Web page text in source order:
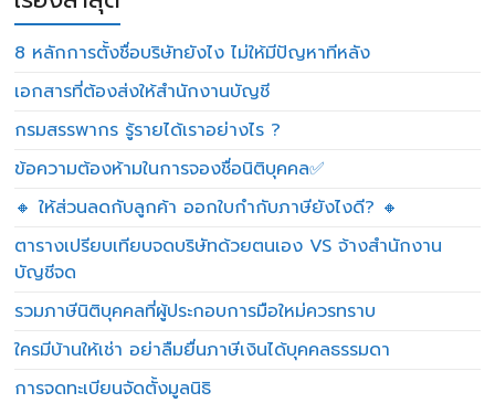
8 หลักการตั้งชื่อบริษัทยังไง ไม่ให้มีปัญหาทีหลัง
เอกสารที่ต้องส่งให้สำนักงานบัญชี
กรมสรรพากร รู้รายได้เราอย่างไร ?
ข้อความต้องห้ามในการจองชื่อนิติบุคคล✅
🔸 ให้ส่วนลดกับลูกค้า ออกใบกำกับภาษียังไงดี? 🔸
ตารางเปรียบเทียบจดบริษัทด้วยตนเอง VS จ้างสำนักงาน
บัญชีจด
รวมภาษีนิติบุคคลที่ผู้ประกอบการมือใหม่ควรทราบ
ใครมีบ้านให้เช่า อย่าลืมยื่นภาษีเงินได้บุคคลธรรมดา
การจดทะเบียนจัดตั้งมูลนิธิ